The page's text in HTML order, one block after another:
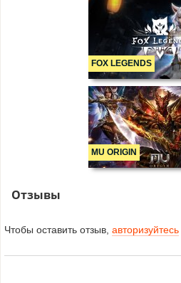
FOX LEGENDS
MU ORIGIN
Отзывы
Чтобы оставить отзыв, авторизуйтесь